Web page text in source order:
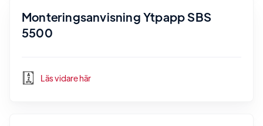
Monteringsanvisning Ytpapp SBS
5500
Läs vidare här